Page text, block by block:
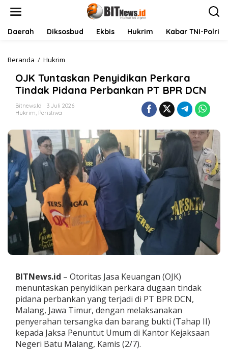
Daerah Diksosbud Ekbis Hukrim Kabar TNI-Polri
Beranda / Hukrim
K
T
u
n
s
k
a
e
n
y
i
d
i
r
k
a
r
T
n
OJK Tuntaskan Penyidikan Perkara
Tindak Pidana Perbankan PT BPR DCN
Bitnews.id
3 Juli 2026
Hukrim, Peristiwa
BITNews.id – Otoritas Jasa Keuangan (OJK)
menuntaskan penyidikan perkara dugaan tindak
pidana perbankan yang terjadi di PT BPR DCN,
Malang, Jawa Timur, dengan melaksanakan
penyerahan tersangka dan barang bukti (Tahap II)
kepada Jaksa Penuntut Umum di Kantor Kejaksaan
Negeri Batu Malang, Kamis (2/7).